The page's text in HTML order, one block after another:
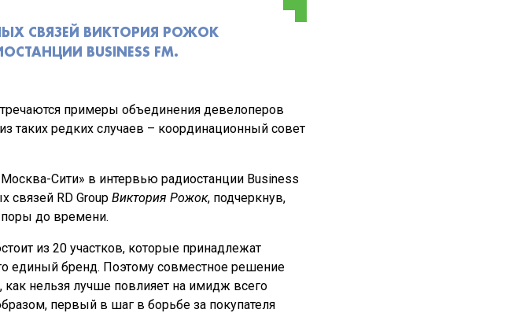
СВЯЗЕЙ ВИКТОРИЯ РОЖОК
BUSINESS FM.
примеры объединения девелоперов
таких редких случаев – координационный совет
Сити» в интервью радиостанции Business
связей RD Group Виктория Рожок, подчеркнув,
до времени.
из 20 участков, которые принадлежат
единый бренд. Поэтому совместное решение
нельзя лучше повлияет на имидж всего
первый в шаг в борьбе за покупателя